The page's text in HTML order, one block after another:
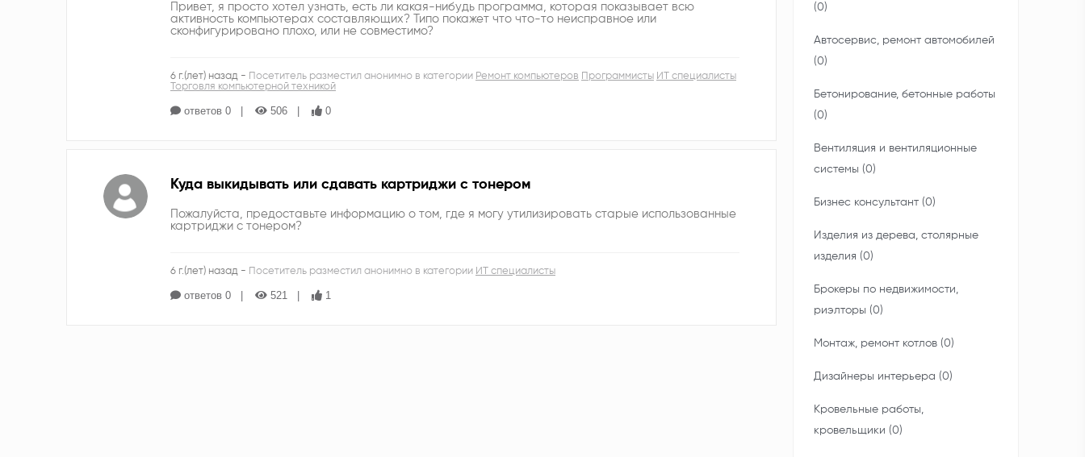
Привет, я просто хотел узнать, есть ли какая-нибудь программа, которая показывает всю
активность компьютерах составляющих? Типо покажет что что-то неисправное или
сконфигурировано плохо, или не совместимо?
6 г.(лет) назад - Посетитель разместил анонимно в категории Ремонт компьютеров Программисты ИТ специалисты
Торговля компьютерной техникой
ответов 0 506 0
Куда выкидывать или сдавать картриджи с тонером
Пожалуйста, предоставьте информацию о том, где я могу утилизировать старые использованные
картриджи с тонером?
6 г.(лет) назад - Посетитель разместил анонимно в категории ИТ специалисты
ответов 0 521 1
(0)
Автосервис, ремонт автомобилей
(0)
Бетонирование, бетонные работы
(0)
Вентиляция и вентиляционные
системы (0)
Бизнес консультант (0)
Изделия из дерева, столярные
изделия (0)
Брокеры по недвижимости,
риэлторы (0)
Монтаж, ремонт котлов (0)
Дизайнеры интерьера (0)
Кровельные работы,
кровельщики (0)